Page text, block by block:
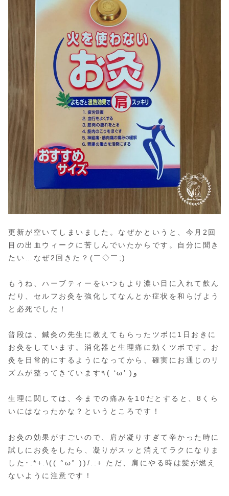
更新が空いてしまいました。なぜかというと、今月2回
目の出血ウィークに苦しんでいたからです。自分に聞き
たい…なぜ2回きた？(￣◇￣;)
もうね、ハーブティーをいつもより濃い目に入れて飲ん
だり、セルフお灸を強化してなんとか症状を和らげよう
と必死でした！
普段は、鍼灸の先生に教えてもらったツボに1日おきに
お灸をしています。消化器と生理痛に効くツボです。お
灸を日常的にするようになってから、確実にお通じのリ
ズムが整ってきています٩( ‘ω’ )و
生理に関しては、今までの痛みを10だとすると、8くら
いにはなったかな？というところです！
お灸の効果がすごいので、肩が凝りすぎて辛かった時に
試しにお灸をしたら、凝りがスッと消えてラクになりま
した･:*+.\(( °ω° ))/.:+ ただ、肩にやる時は髪が燃え
ないように注意です！